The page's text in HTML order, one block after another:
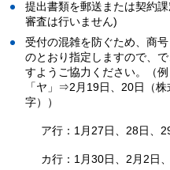
提出書類を郵送または契約
審査は行いません)
受付の混雑を防ぐため、商
のとおり指定しますので、
すようご協力ください。（
「ヤ」⇒2月19日、20日（
字））
ア行：1月27日、28日、
カ行：1月30日、2月2日